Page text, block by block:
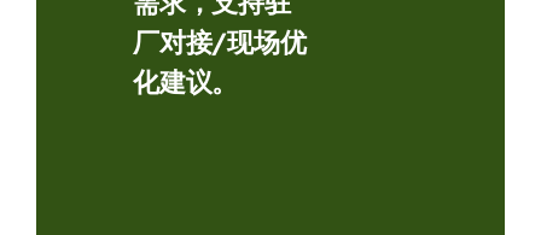
厂对接/现场优
化建议。